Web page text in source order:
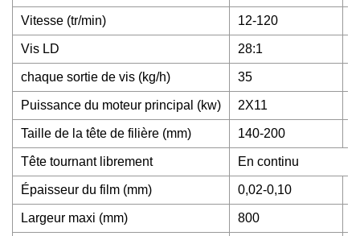
Vitesse (tr/min) 12-120
Vis LD 28:1
chaque sortie de vis (kg/h) 35
Puissance du moteur principal (kw) 2X11
Taille de la tête de filière (mm) 140-200
Tête tournant librement En continu
Épaisseur du film (mm) 0,02-0,10
Largeur maxi (mm) 800